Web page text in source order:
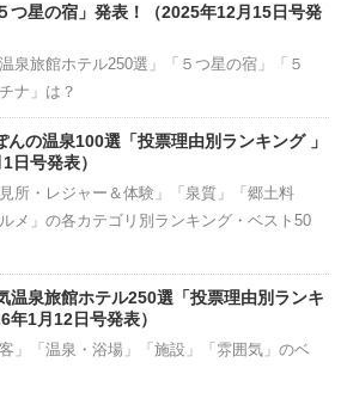
つ星の宿」発表！（2025年12月15日号発
泉旅館ホテル250選」「５つ星の宿」「５
ナ」は？
んの温泉100選「投票理由別ランキング 」
日号発表）
見所・レジャー＆体験」「泉質」「郷土料
メ」の各カテゴリ別ランキング・ベスト50
温泉旅館ホテル250選「投票理由別ランキ
年1月12日号発表）
客」「温泉・浴場」「施設」「雰囲気」のベ